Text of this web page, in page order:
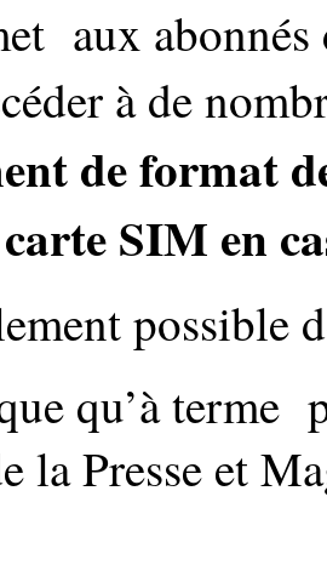
aux
à de
de format
SIM en
possible
qu’à terme
la Presse et